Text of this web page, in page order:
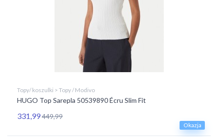
Okazja
Topy/ koszulki > Topy / Modivo
HUGO Top Sarepla 50539890 Écru Slim Fit
331,99449,99